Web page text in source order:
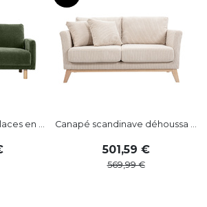
en ... Canapé scandinave déhoussa ...
501,59
569,99